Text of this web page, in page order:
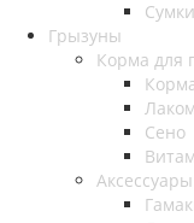
Сумки
Грызуны
Корма для
Сено